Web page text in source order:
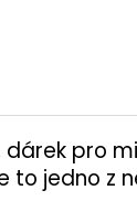
pro
to jedno z